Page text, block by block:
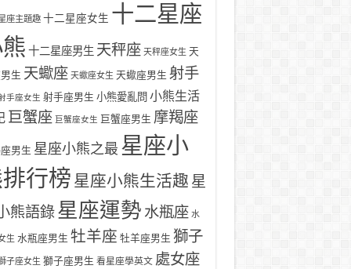
座主題趣 十二星座女生 十二星座
十二星座男生 天秤座 天秤座女生 天
生 天蠍座 天蠍座女生 天蠍座男生 射手
手座女生 射手座男生 小熊愛亂問 小熊生活
巨蟹座 巨蟹座女生 巨蟹座男生 摩羯座
男生 星座小熊之最 星座小
行榜 星座小熊生活趣 星
熊語錄星座運勢 水瓶座 水
生 水瓶座男生 牡羊座 牡羊座男生 獅子
子座女生 獅子座男生 看星座學英文 處女座